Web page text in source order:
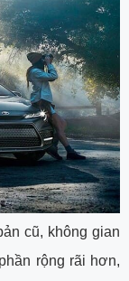
cũ, không gian
rộng rãi hơn,